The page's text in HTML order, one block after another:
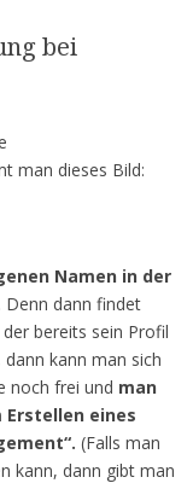
bei
man dieses Bild:
Namen in der
Denn dann findet
bereits sein Profil
kann man sich
noch frei und man
eines
(Falls man
kann, dann gibt man